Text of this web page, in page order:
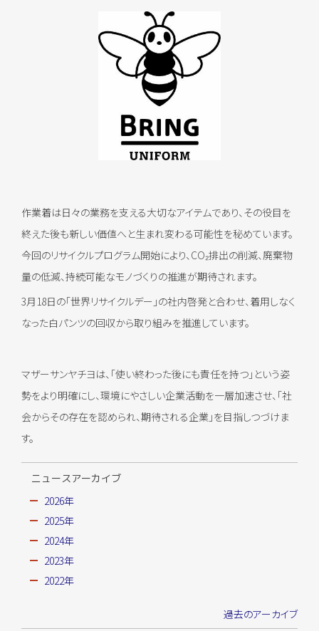
作業着は日々の業務を支える大切なアイテムであり、その役目を
終えた後も新しい価値へと生まれ変わる可能性を秘めています。
今回のリサイクルプログラム開始により、CO₂排出の削減、廃棄物
量の低減、持続可能なモノづくりの推進が期待されます。
3月18日の「世界リサイクルデー」の社内啓発と合わせ、着用しなく
なった白パンツの回収から取り組みを推進しています。
マザーサンヤチヨは、「使い終わった後にも責任を持つ」という姿
勢をより明確にし、環境にやさしい企業活動を一層加速させ、「社
会からその存在を認められ、期待される企業」を目指しつづけま
す。
ニュースアーカイブ
2026年
2025年
2024年
2023年
2022年
過去のアーカイブ